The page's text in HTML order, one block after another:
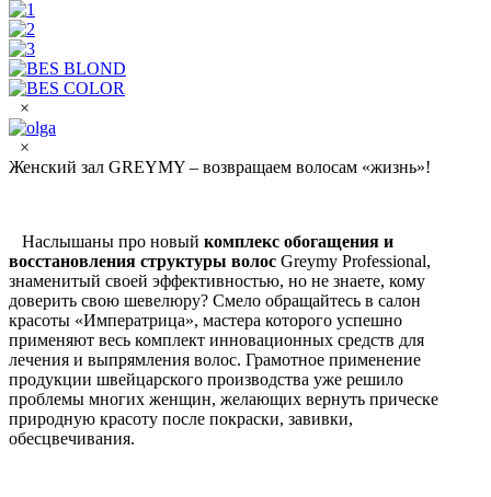
×
×
Женский зал GREYMY – возвращаем волосам «жизнь»!
Наслышаны про новый комплекс обогащения и
восстановления структуры волос Greymy Professional,
знаменитый своей эффективностью, но не знаете, кому
доверить свою шевелюру? Смело обращайтесь в салон
красоты «Императрица», мастера которого успешно
применяют весь комплект инновационных средств для
лечения и выпрямления волос. Грамотное применение
продукции швейцарского производства уже решило
проблемы многих женщин, желающих вернуть прическе
природную красоту после покраски, завивки,
обесцвечивания.